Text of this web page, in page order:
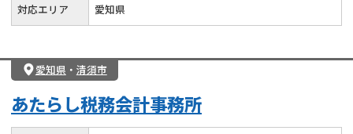
対応エリア 愛知県
愛知県 ・ 清須市
あたらし税務会計事務所